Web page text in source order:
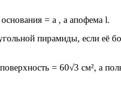
= а , а апофема l.
пирамиды, если её
= 60√3 см², а